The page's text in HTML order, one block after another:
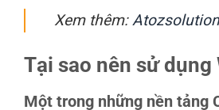
Xem thêm:
Tại sao nên sử dụng
Một trong những nền tảng